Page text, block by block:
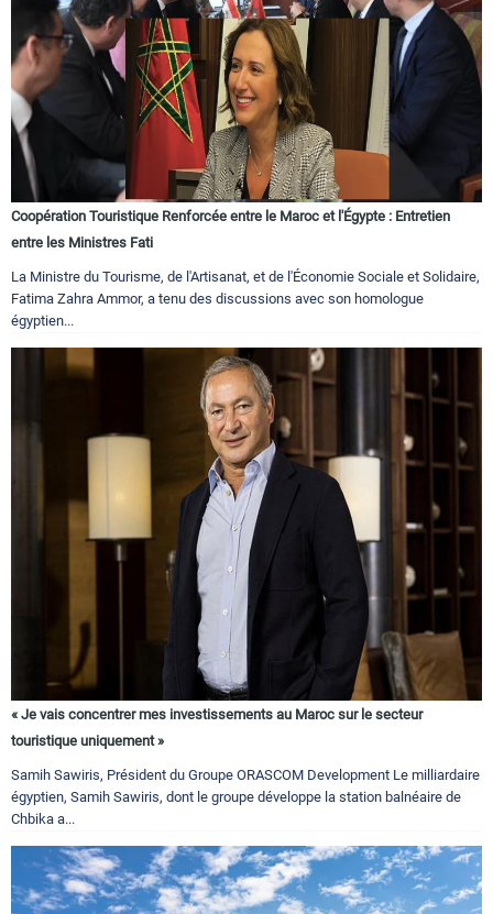
Coopération Touristique Renforcée entre le Maroc et l'Égypte : Entretien
entre les Ministres Fati
La Ministre du Tourisme, de l'Artisanat, et de l'Économie Sociale et Solidaire,
Fatima Zahra Ammor, a tenu des discussions avec son homologue
égyptien...
« Je vais concentrer mes investissements au Maroc sur le secteur
touristique uniquement »
Samih Sawiris, Président du Groupe ORASCOM Development Le milliardaire
égyptien, Samih Sawiris, dont le groupe développe la station balnéaire de
Chbika a...